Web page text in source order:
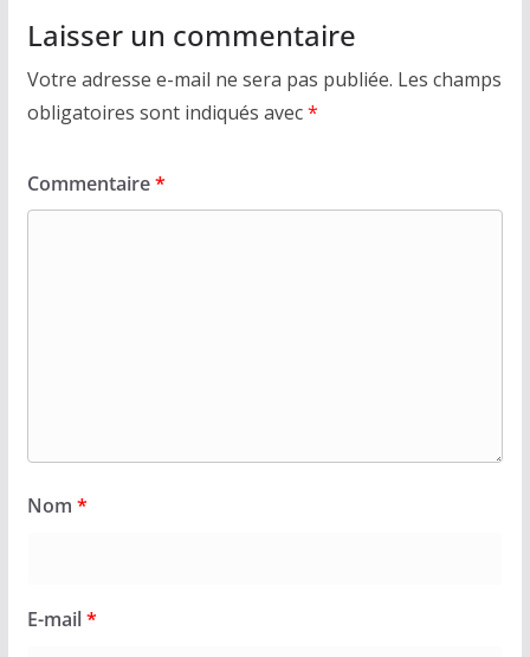
Laisser un commentaire
Votre adresse e-mail ne sera pas publiée. Les champs
obligatoires sont indiqués avec*
Commentaire*
Nom *
E-mail*